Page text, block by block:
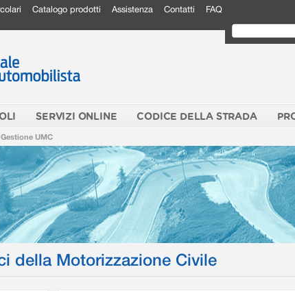
Catalogo prodotti Assistenza Contatti FAQ
SERVIZI ONLINE CODICE DELLA STRADA
UMC
della Motorizzazione Civile